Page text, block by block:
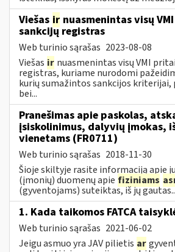
Viešas ir nuasmenintas visų
sankcijų registras
Web turinio sąrašas 2023-08-08
Viešas ir nuasmenintas visų VMI
registras, kuriame nurodomi
kurių sumažintos sankcijos kriterijai,
bei...
Pranešimas apie paskolas,
įsiskolinimus, dalyvių įmokas,
vienetams (FR0711)
Web turinio sąrašas 2018-11-30
Šioje skiltyje rasite informaciją apie
(įmonių) duomenų apie fiziniams
(gyventojams) suteiktas, iš jų
1. Kada taikomos FATCA
Web turinio sąrašas 2021-06-02
Jeigu asmuo yra JAV pilietis ar